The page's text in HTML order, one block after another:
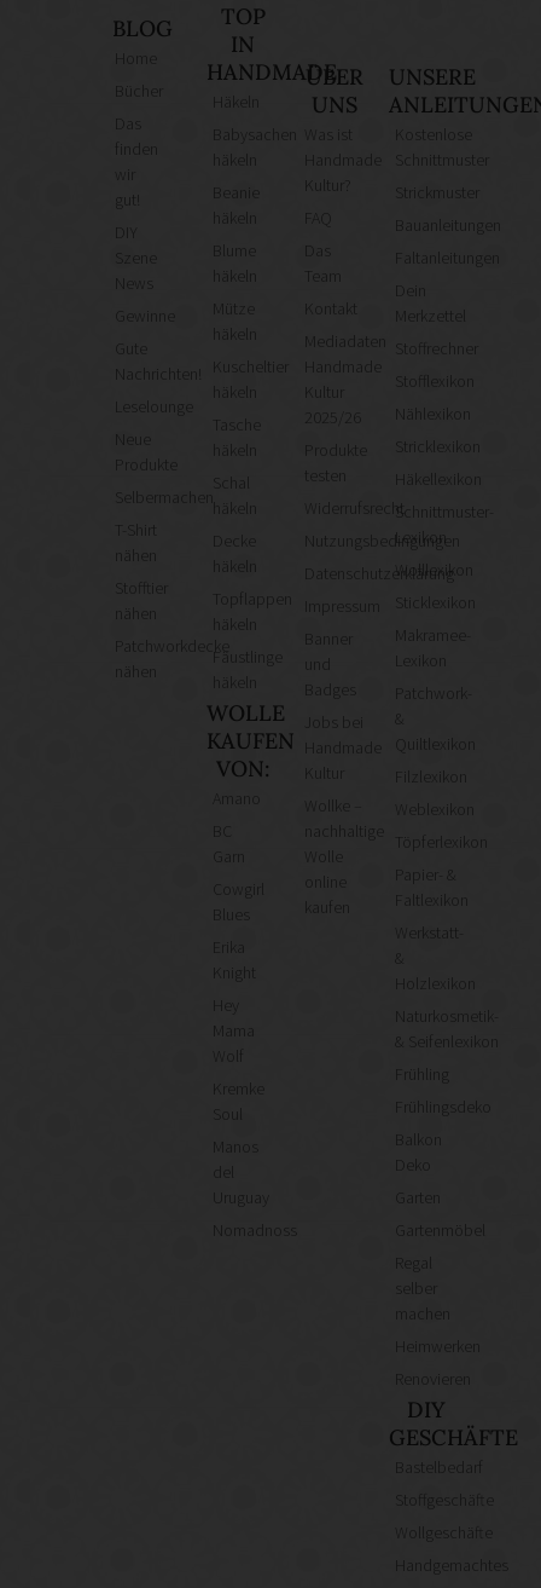
BLOG
finden
gut!
News
Gute
Nachrichten!
Leselounge
Neue
Produkte
Selbermachen
T-Shirt
Stofftier
Patchworkdecke
TOP
IN
HANDMADE
häkeln
häkeln
Mütze
häkeln
Kuscheltier
Tasche
häkeln
häkeln
Topflappen
häkeln
Fäustlinge
häkeln
WOLLE
KAUFEN
VON:
Cowgirl
Knight
Mama
Wolf
Kremke
Manos
Uruguay
Nomadnoss
ÜBER
UNS
Was ist
Kultur?
Das
Team
Kontakt
Mediadaten
Kultur
2025/26
Produkte
testen
Widerrufsrecht
Nutzungsbedingungen
Datenschutzerklärung
Kultur
Wollke –
nachhaltige
kaufen
UNSERE
Kostenlose
Schnittmuster
Strickmuster
Bauanleitungen
Faltanleitungen
Merkzettel
Stoffrechner
Stofflexikon
Nählexikon
Stricklexikon
Häkellexikon
Schnittmuster-
Lexikon
Wolllexikon
Sticklexikon
Makramee-
Lexikon
Patchwork-
&
Quiltlexikon
Filzlexikon
Weblexikon
Töpferlexikon
Papier- &
Faltlexikon
Werkstatt-
&
Holzlexikon
Naturkosmetik-
& Seifenlexikon
Frühling
Frühlingsdeko
Deko
Garten
Gartenmöbel
Regal
Heimwerken
DIY
GESCHÄFTE
Bastelbedarf
Stoffgeschäfte
Wollgeschäfte
Handgemachtes